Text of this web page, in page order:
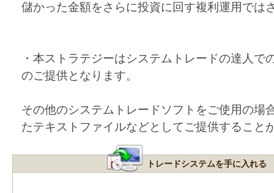
儲かった金額をさらに投資に回す複利運用では
・本ストラテジーはシステムトレードの達人で
のご提供となります。
その他のシステムトレードソフトをご使用の場
たテキストファイルなどとしてご提供すること
トレードシステムを手に入れる